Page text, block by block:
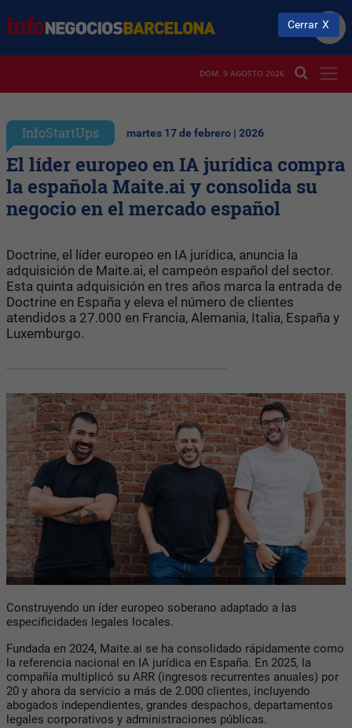
DOM. 9 AGOSTO 2026
InfoStartUps martes 17 de febrero | 2026
El líder europeo en IA jurídica compra
la española Maite.ai y consolida su
negocio en el mercado español
Doctrine, el líder europeo en IA jurídica, anuncia la
adquisición de Maite.ai, el campeón español del sector.
Esta quinta adquisición en tres años marca la entrada de
Doctrine en España y eleva el número de clientes
atendidos a 27.000 en Francia, Alemania, Italia, España y
Luxemburgo.
Construyendo un íder europeo soberano adaptado a las
especificidades legales locales.
Fundada en 2024, Maite.ai se ha consolidado rápidamente como
la referencia nacional en IA jurídica en España. En 2025, la
compañía multiplicó su ARR (ingresos recurrentes anuales) por
20 y ahora da servicio a más de 2.000 clientes, incluyendo
abogados independientes, grandes despachos, departamentos
legales corporativos y administraciones públicas.
Cerrar